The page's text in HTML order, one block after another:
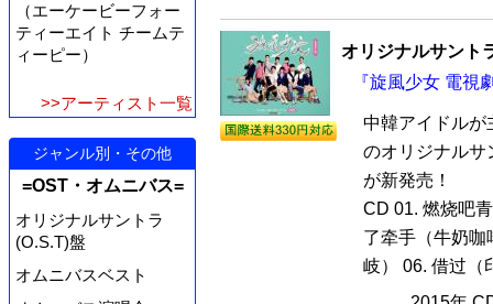
（エーケービーフォー
ティーエイト チームテ
ィーピー）
>>アーティスト一覧
ジャンル別・その他
=OST・オムニバス=
オリジナルサントラ
(O.S.T)盤
オムニバスベスト
オリジナルサント
『旋風少女 電視
中韓アイドルが
のオリジナルサ
が新発売！
CD 01. 燃烧吧
了牵手（牛奶咖
岐） 06. 借过（